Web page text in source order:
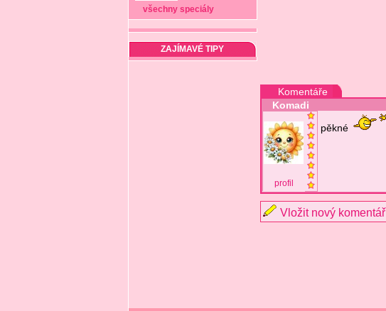
všechny speciály
ZAJÍMAVÉ TIPY
Komentáře
Komadi
profil
pěkné
Vložit nový komentář